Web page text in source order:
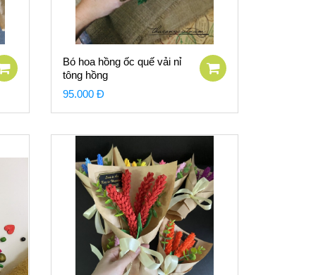
Bó hoa hồng ốc quế vải nỉ
tông hồng
95.000 Đ